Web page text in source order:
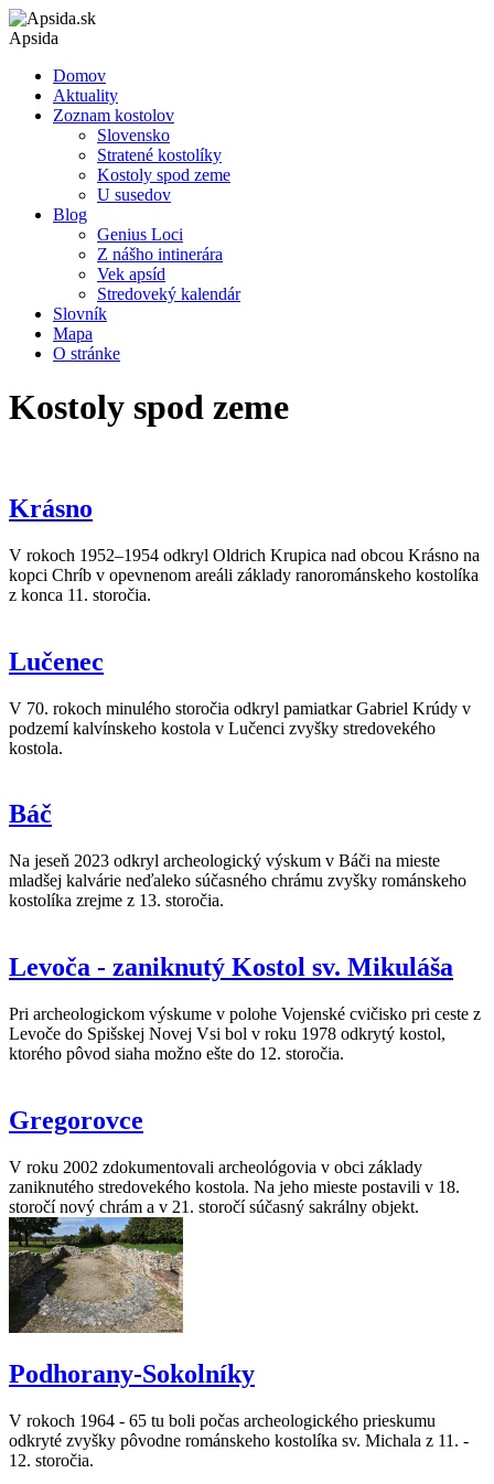
Apsida
Domov
Aktuality
Zoznam kostolov
Slovensko
Stratené kostolíky
Kostoly spod zeme
U susedov
Blog
Genius Loci
Z nášho intinerára
Vek apsíd
Stredoveký kalendár
Slovník
Mapa
O stránke
Kostoly spod zeme
Krásno
V rokoch 1952–1954 odkryl Oldrich Krupica nad obcou Krásno na
kopci Chríb v opevnenom areáli základy ranorománskeho kostolíka
z konca 11. storočia.
Lučenec
V 70. rokoch minulého storočia odkryl pamiatkar Gabriel Krúdy v
podzemí kalvínskeho kostola v Lučenci zvyšky stredovekého
kostola.
Báč
Na jeseň 2023 odkryl archeologický výskum v Báči na mieste
mladšej kalvárie neďaleko súčasného chrámu zvyšky románskeho
kostolíka zrejme z 13. storočia.
Levoča - zaniknutý Kostol sv. Mikuláša
Pri archeologickom výskume v polohe Vojenské cvičisko pri ceste z
Levoče do Spišskej Novej Vsi bol v roku 1978 odkrytý kostol,
ktorého pôvod siaha možno ešte do 12. storočia.
Gregorovce
V roku 2002 zdokumentovali archeológovia v obci základy
zaniknutého stredovekého kostola. Na jeho mieste postavili v 18.
storočí nový chrám a v 21. storočí súčasný sakrálny objekt.
Podhorany-Sokolníky
V rokoch 1964 - 65 tu boli počas archeologického prieskumu
odkryté zvyšky pôvodne románskeho kostolíka sv. Michala z 11. -
12. storočia.